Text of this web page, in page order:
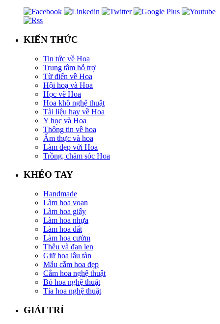
KIẾN THỨC
Tin tức về Hoa
Trung tâm hỗ trợ
Từ điển về Hoa
Hội hoạ và Hoa
Học vẽ Hoa
Hoa khô nghệ thuật
Tài liệu hay về Hoa
Y học và Hoa
Thông tin về hoa
Ẩm thực và hoa
Làm đẹp với Hoa
Trồng, chăm sóc Hoa
KHÉO TAY
Handmade
Làm hoa voan
Làm hoa giấy
Làm hoa nhựa
Làm hoa đất
Làm hoa cườm
Thêu và đan len
Giữ hoa lâu tàn
Mẫu cắm hoa đẹp
Cắm hoa nghệ thuật
Bó hoa nghệ thuật
Tỉa hoa nghệ thuật
GIẢI TRÍ